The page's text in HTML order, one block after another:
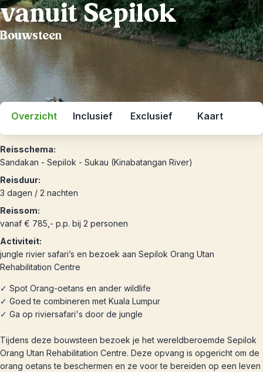
vanuit Sepilok
Bouwsteen
Overzicht Inclusief Exclusief Kaart
Reisschema:
Sandakan - Sepilok - Sukau (Kinabatangan River)
Reisduur:
3 dagen / 2 nachten
Reissom:
vanaf € 785,- p.p. bij 2 personen
Activiteit:
jungle rivier safari’s en bezoek aan Sepilok Orang Utan
Rehabilitation Centre
✓ Spot Orang-oetans en ander wildlife
✓ Goed te combineren met Kuala Lumpur
✓ Ga op riviersafari's door de jungle
Tijdens deze bouwsteen bezoek je het wereldberoemde Sepilok
Orang Utan Rehabilitation Centre. Deze opvang is opgericht om de
orang oetans te beschermen en ze voor te bereiden op een leven